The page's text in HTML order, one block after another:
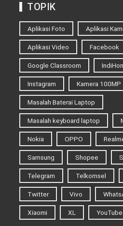
TOPIK
Aplikasi Foto Aplikasi
Aplikasi Video Facebook
Google Classroom
Instagram Kamera 100MP
Masalah Baterai Laptop
Masalah keyboard laptop
Nokia OPPO
Samsung Shopee
Telegram Telkomsel
Twitter Vivo
Xiaomi XL YouTube